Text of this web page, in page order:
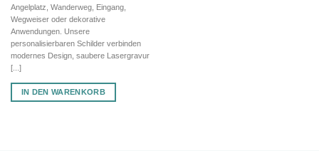
Angelplatz, Wanderweg, Eingang,
Wegweiser oder dekorative
Anwendungen. Unsere
personalisierbaren Schilder verbinden
modernes Design, saubere Lasergravur
[...]
IN DEN WARENKORB